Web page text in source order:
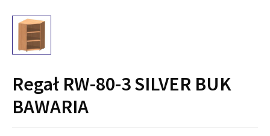
Regał RW-80-3 SILVER BUK
BAWARIA